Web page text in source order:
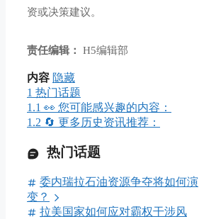
资或决策建议。
责任编辑： H5编辑部
内容 隐藏
1 热门话题
1.1 👀 您可能感兴趣的内容：
1.2 🔄 更多历史资讯推荐：
热门话题
委内瑞拉石油资源争夺将如何演
变？
拉美国家如何应对霸权干涉风